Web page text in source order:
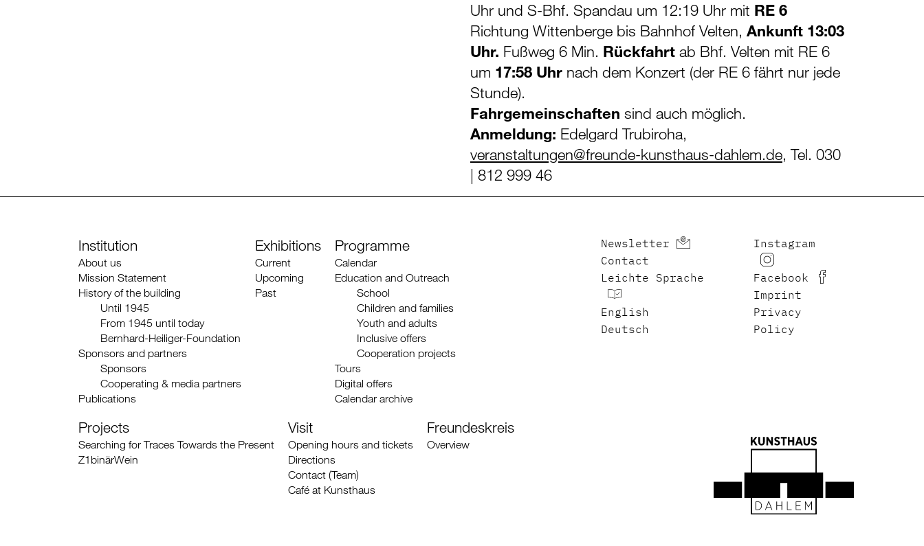
Uhr und S-Bhf. Spandau um 12:19 Uhr mit RE 6
Richtung Wittenberge bis Bahnhof Velten, Ankunft 13:03
Uhr. Fußweg 6 Min. Rückfahrt ab Bhf. Velten mit RE 6
um 17:58 Uhr nach dem Konzert (der RE 6 fährt nur jede
Stunde).
Fahrgemeinschaften sind auch möglich.
Anmeldung: Edelgard Trubiroha,
veranstaltungen@freunde-kunsthaus-dahlem.de, Tel. 030
| 812 999 46
Institution
About us
Mission Statement
History of the building
Until 1945
From 1945 until today
Bernhard-Heiliger-Foundation
Sponsors and partners
Sponsors
Cooperating & media partners
Publications
Exhibitions
Current
Upcoming
Past
Programme
Calendar
Education and Outreach
School
Children and families
Youth and adults
Inclusive offers
Cooperation projects
Tours
Digital offers
Calendar archive
Projects
Searching for Traces Towards the Present
Z1binärWein
Visit
Opening hours and tickets
Directions
Contact (Team)
Café at Kunsthaus
Freundeskreis
Overview
Newsletter
Contact
Leichte Sprache
English
Deutsch
Instagram
Facebook
Imprint
Privacy
Policy